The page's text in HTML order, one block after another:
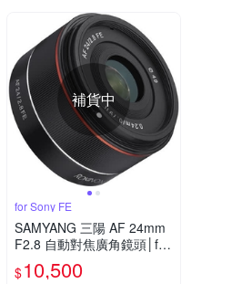
補貨中
for Sony FE
SAMYANG 三陽 AF 24mm
F2.8 自動對焦廣角鏡頭│for
Sony FE [公司貨]
$10,500